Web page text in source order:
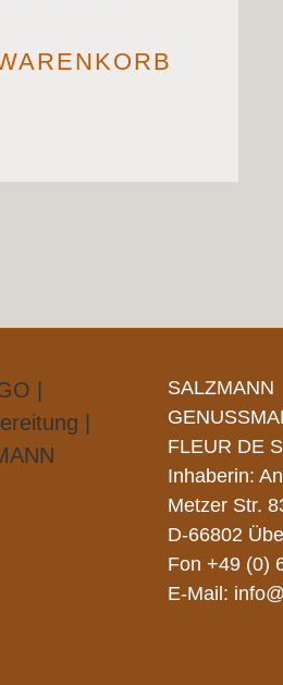
SALZMANN
FLEUR DE
Inhaberin:
Metzer Str.
D-66802
Fon+49 (0)
E-Mail: